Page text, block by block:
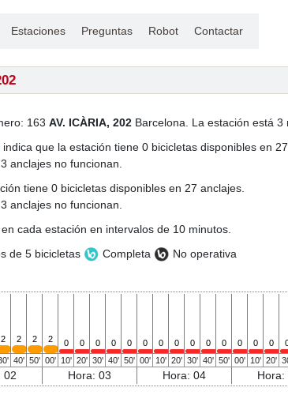
Estaciones Preguntas Robot Contactar
163 AV. ICÀRIA, 202 Barcelona. La estación está 3
indica que la estación tiene 0 bicicletas disponibles en
anclajes no funcionan.
tiene 0 bicicletas disponibles en 27 anclajes.
anclajes no funcionan.
cada estación en intervalos de 10 minutos.
de 5 bicicletas Completa No operativa
2 2 2 2 0 0 0 0 0 0 0 0 0 0 0 0 0 0
40' 50' 00' 10' 20' 30' 40' 50' 00' 10' 20' 30' 40' 50' 00' 10' 20'
02 Hora: 03 Hora: 04 Hora: